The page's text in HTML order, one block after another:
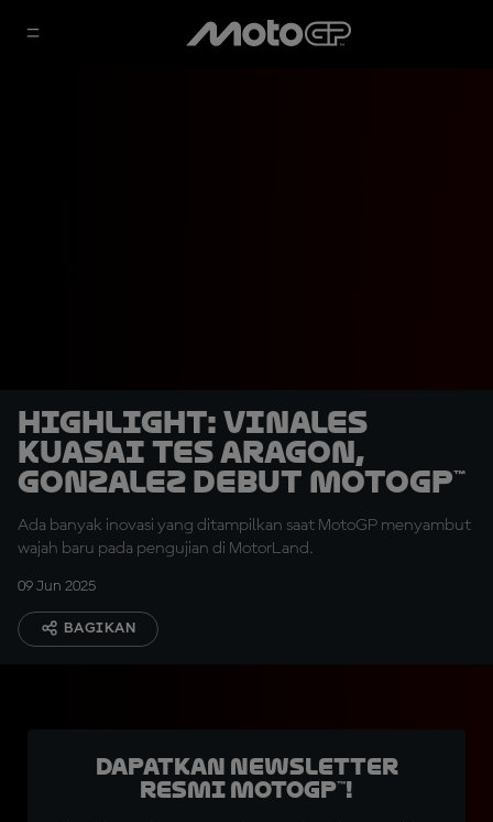
HIGHLIGHT: Vinales
Kuasai Tes Aragon,
Gonzalez Debut MotoGP™
Ada banyak inovasi yang ditampilkan saat MotoGP menyambut
wajah baru pada pengujian di MotorLand.
09 Jun 2025
BAGIKAN
Dapatkan Newsletter
Resmi MotoGP™!